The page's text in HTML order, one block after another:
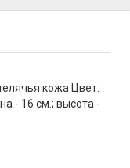
кожа Цвет:
- 16 см.; высота -